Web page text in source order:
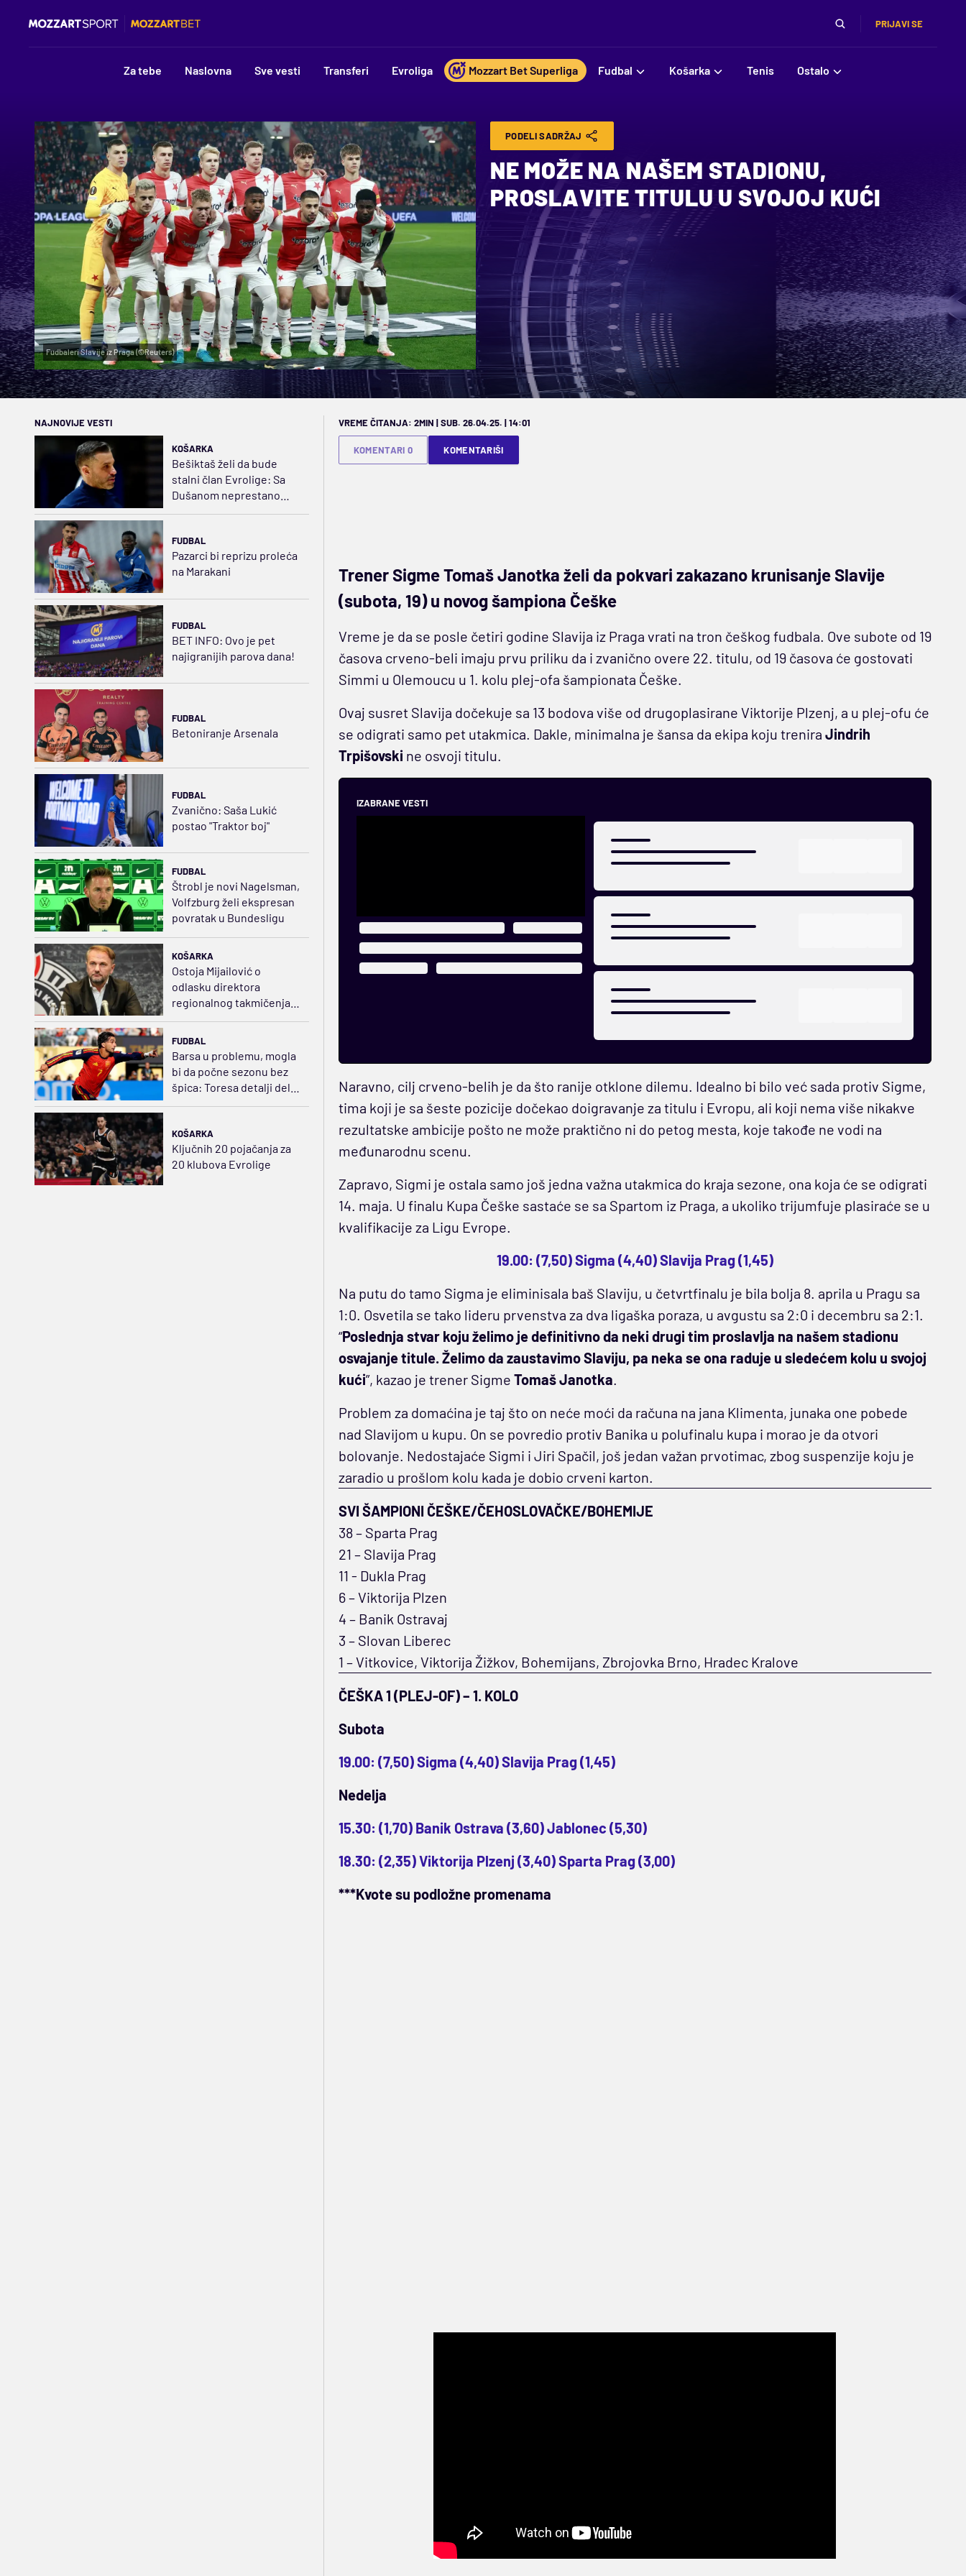
PRIJAVI SE
Za tebe Naslovna Sve vesti Transferi Evroliga Mozzart Bet Superliga Fudbal Košarka Tenis Ostalo
Fudbaleri Slavije iz Praga (©Reuters)
PODELI SADRŽAJ
NE MOŽE NA NAŠEM STADIONU,
PROSLAVITE TITULU U SVOJOJ KUĆI
NAJNOVIJE VESTI
KOŠARKA
Bešiktaš želi da bude
stalni član Evrolige: Sa
Dušanom neprestano
FUDBAL
Pazarci bi reprizu proleća
na Marakani
FUDBAL
BET INFO: Ovo je pet
najigranijih parova dana!
FUDBAL
Betoniranje Arsenala
FUDBAL
Zvanično: Saša Lukić
postao "Traktor boj"
FUDBAL
Štrobl je novi Nagelsman,
Volfzburg želi ekspresan
povratak u Bundesligu
KOŠARKA
Ostoja Mijailović o
odlasku direktora
regionalnog takmičenja:
ABA liga neće biti
FUDBAL
Barsa u problemu, mogla
bi da počne sezonu bez
špica: Toresa detalji dele
KOŠARKA
Ključnih 20 pojačanja za
20 klubova Evrolige
VREME ČITANJA: 2MIN | SUB. 26.04.25. | 14:01
KOMENTARI 0 KOMENTARIŠI
Trener Sigme Tomaš Janotka želi da pokvari zakazano krunisanje Slavije
(subota, 19) u novog šampiona Češke
Vreme je da se posle četiri godine Slavija iz Praga vrati na tron češkog fudbala. Ove subote od 19
časova crveno-beli imaju prvu priliku da i zvanično overe 22. titulu, od 19 časova će gostovati
Simmi u Olemoucu u 1. kolu plej-ofa šampionata Češke.
Ovaj susret Slavija dočekuje sa 13 bodova više od drugoplasirane Viktorije Plzenj, a u plej-ofu će
se odigrati samo pet utakmica. Dakle, minimalna je šansa da ekipa koju trenira Jindrih
Trpišovski ne osvoji titulu.
IZABRANE VESTI
Naravno, cilj crveno-belih je da što ranije otklone dilemu. Idealno bi bilo već sada protiv Sigme,
tima koji je sa šeste pozicije dočekao doigravanje za titulu i Evropu, ali koji nema više nikakve
rezultatske ambicije pošto ne može praktično ni do petog mesta, koje takođe ne vodi na
međunarodnu scenu.
Zapravo, Sigmi je ostala samo još jedna važna utakmica do kraja sezone, ona koja će se odigrati
14. maja. U finalu Kupa Češke sastaće se sa Spartom iz Praga, a ukoliko trijumfuje plasiraće se u
kvalifikacije za Ligu Evrope.
19.00: (7,50) Sigma (4,40) Slavija Prag (1,45)
Na putu do tamo Sigma je eliminisala baš Slaviju, u četvrtfinalu je bila bolja 8. aprila u Pragu sa
1:0. Osvetila se tako lideru prvenstva za dva ligaška poraza, u avgustu sa 2:0 i decembru sa 2:1.
“Poslednja stvar koju želimo je definitivno da neki drugi tim proslavlja na našem stadionu
osvajanje titule. Želimo da zaustavimo Slaviju, pa neka se ona raduje u sledećem kolu u svojoj
kući”, kazao je trener Sigme Tomaš Janotka.
Problem za domaćina je taj što on neće moći da računa na jana Klimenta, junaka one pobede
nad Slavijom u kupu. On se povredio protiv Banika u polufinalu kupa i morao je da otvori
bolovanje. Nedostajaće Sigmi i Jiri Spačil, još jedan važan prvotimac, zbog suspenzije koju je
zaradio u prošlom kolu kada je dobio crveni karton.
SVI ŠAMPIONI ČEŠKE/ČEHOSLOVAČKE/BOHEMIJE
38 – Sparta Prag
21 – Slavija Prag
11 - Dukla Prag
6 – Viktorija Plzen
4 – Banik Ostravaj
3 – Slovan Liberec
1 – Vitkovice, Viktorija Žižkov, Bohemijans, Zbrojovka Brno, Hradec Kralove
ČEŠKA 1 (PLEJ-OF) – 1. KOLO
Subota
19.00: (7,50) Sigma (4,40) Slavija Prag (1,45)
Nedelja
15.30: (1,70) Banik Ostrava (3,60) Jablonec (5,30)
18.30: (2,35) Viktorija Plzenj (3,40) Sparta Prag (3,00)
***Kvote su podložne promenama